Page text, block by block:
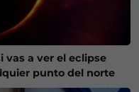
vas a ver el eclipse
punto del norte